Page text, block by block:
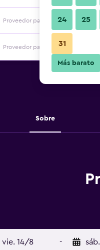
Proveedor para The Cottage B&B
Proveedor para The Cottage B&B
Sobre
vie. 14/8 -
24 25
31
Más barato